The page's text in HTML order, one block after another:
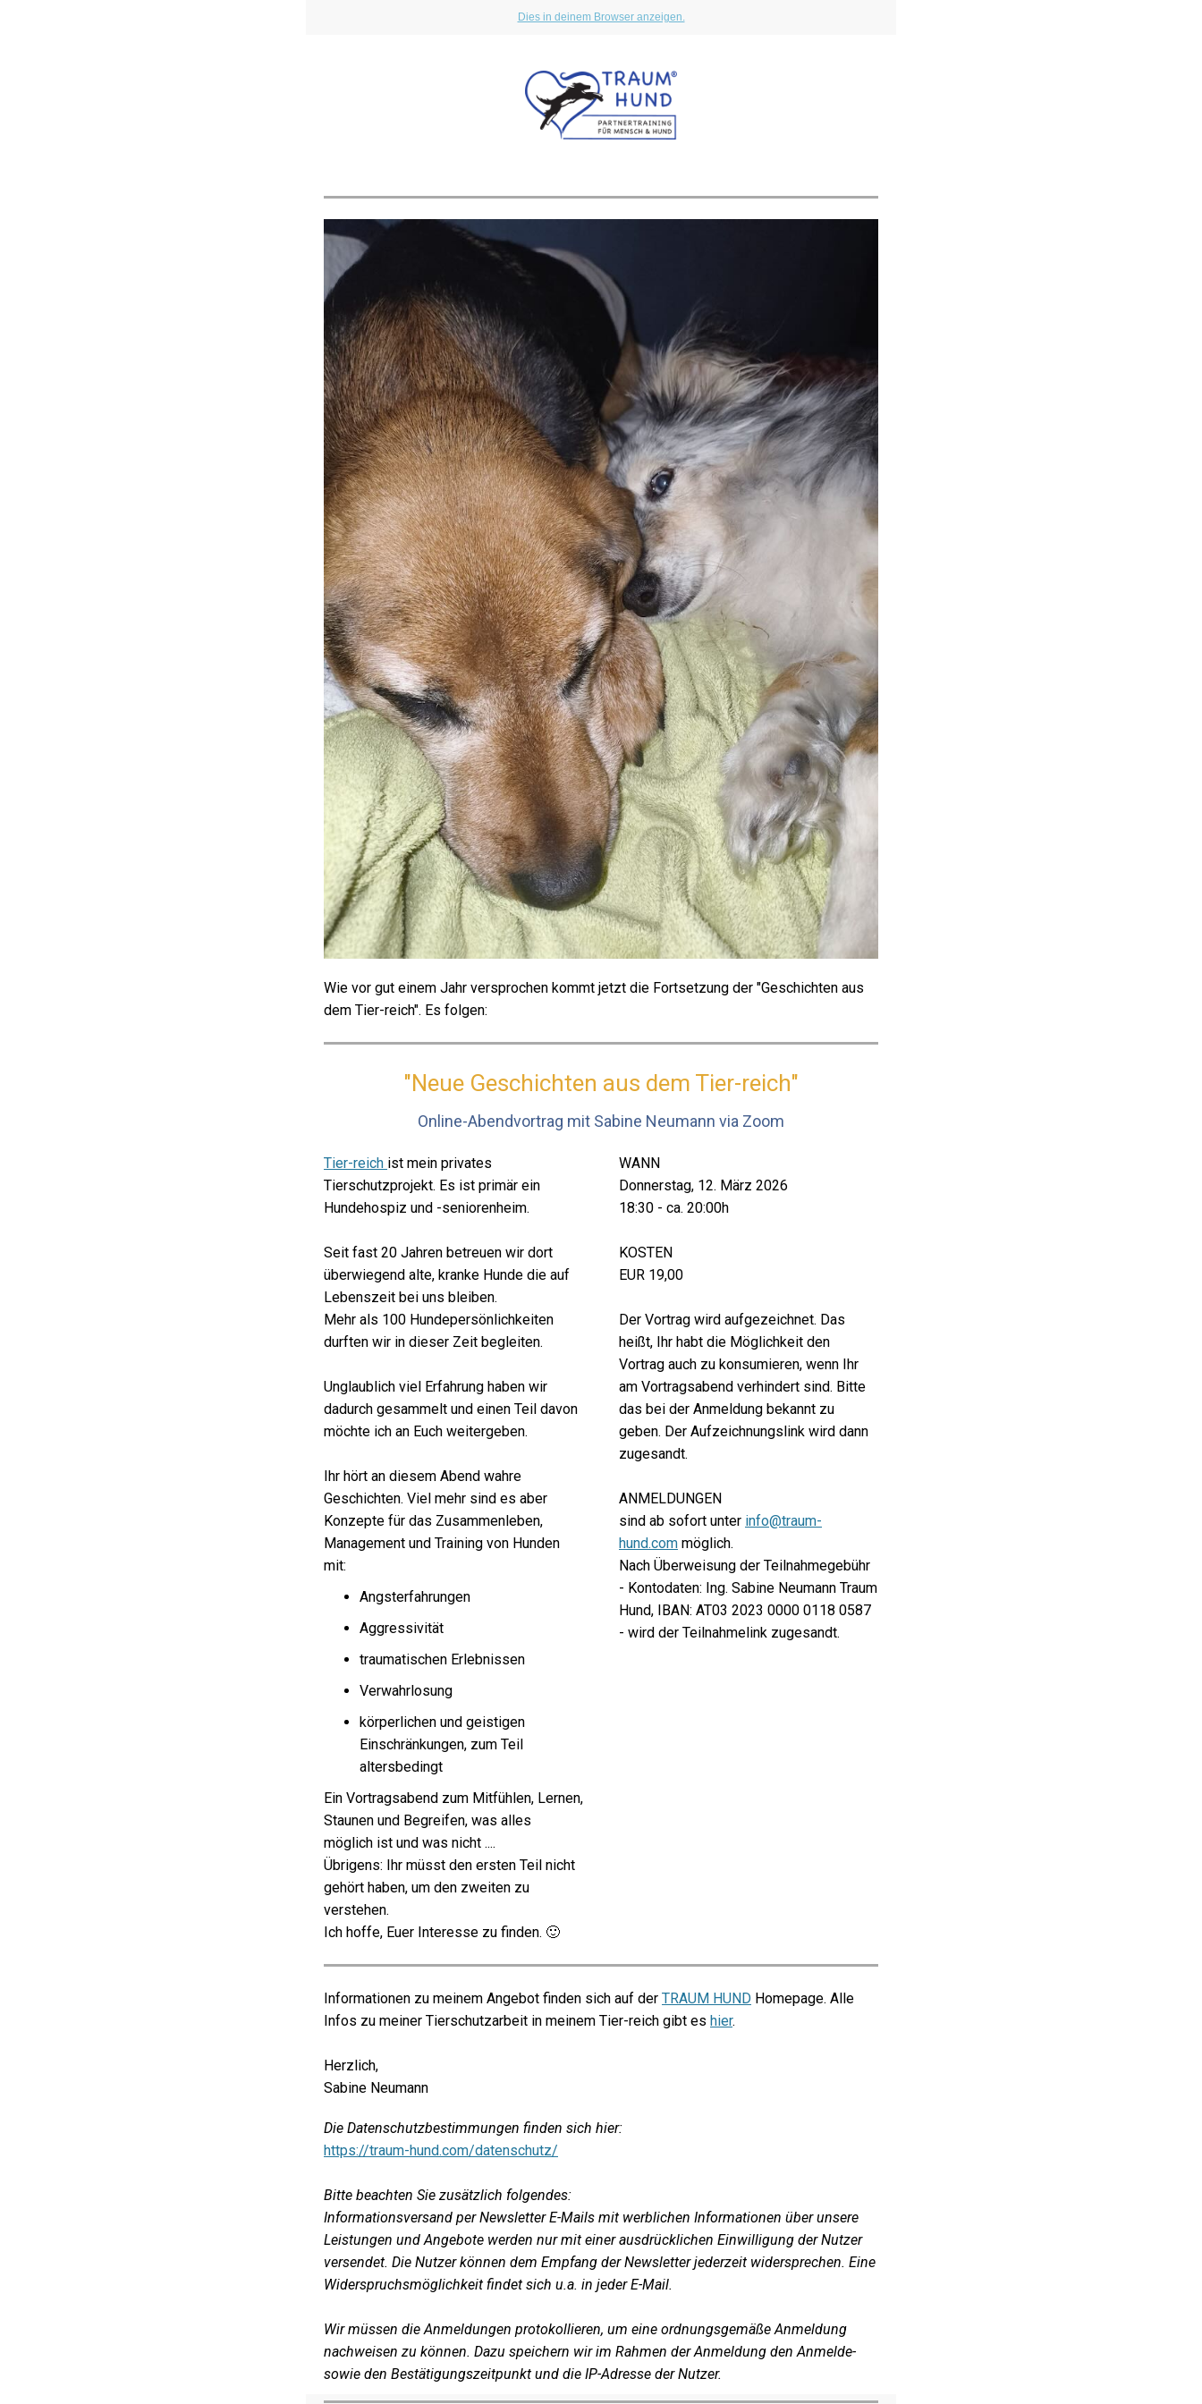
Dies in deinem Browser anzeigen.
Wie vor gut einem Jahr versprochen kommt jetzt die Fortsetzung der "Geschichten aus
dem Tier-reich". Es folgen:
"Neue Geschichten aus dem Tier-reich"
Online-Abendvortrag mit Sabine Neumann via Zoom
Tier-reich ist mein privates
Tierschutzprojekt. Es ist primär ein
Hundehospiz und -seniorenheim.
Seit fast 20 Jahren betreuen wir dort
überwiegend alte, kranke Hunde die auf
Lebenszeit bei uns bleiben.
Mehr als 100 Hundepersönlichkeiten
durften wir in dieser Zeit begleiten.
Unglaublich viel Erfahrung haben wir
dadurch gesammelt und einen Teil davon
möchte ich an Euch weitergeben.
Ihr hört an diesem Abend wahre
Geschichten. Viel mehr sind es aber
Konzepte für das Zusammenleben,
Management und Training von Hunden
mit:
Angsterfahrungen
Aggressivität
traumatischen Erlebnissen
Verwahrlosung
körperlichen und geistigen
Einschränkungen, zum Teil
altersbedingt
Ein Vortragsabend zum Mitfühlen, Lernen,
Staunen und Begreifen, was alles
möglich ist und was nicht ....
Übrigens: Ihr müsst den ersten Teil nicht
gehört haben, um den zweiten zu
verstehen.
Ich hoffe, Euer Interesse zu finden. 🙂
WANN
Donnerstag, 12. März 2026
18:30 - ca. 20:00h
KOSTEN
EUR 19,00
Der Vortrag wird aufgezeichnet. Das
heißt, Ihr habt die Möglichkeit den
Vortrag auch zu konsumieren, wenn Ihr
am Vortragsabend verhindert sind. Bitte
das bei der Anmeldung bekannt zu
geben. Der Aufzeichnungslink wird dann
zugesandt.
ANMELDUNGEN
sind ab sofort unter info@traum-
hund.com möglich.
Nach Überweisung der Teilnahmegebühr
- Kontodaten: Ing. Sabine Neumann Traum
Hund, IBAN: AT03 2023 0000 0118 0587
- wird der Teilnahmelink zugesandt.
Informationen zu meinem Angebot finden sich auf der TRAUM HUND Homepage. Alle
Infos zu meiner Tierschutzarbeit in meinem Tier-reich gibt es hier.
Herzlich,
Sabine Neumann
Die Datenschutzbestimmungen finden sich hier:
https://traum-hund.com/datenschutz/
Bitte beachten Sie zusätzlich folgendes:
Informationsversand per Newsletter E-Mails mit werblichen Informationen über unsere
Leistungen und Angebote werden nur mit einer ausdrücklichen Einwilligung der Nutzer
versendet. Die Nutzer können dem Empfang der Newsletter jederzeit widersprechen. Eine
Widerspruchsmöglichkeit findet sich u.a. in jeder E-Mail.
Wir müssen die Anmeldungen protokollieren, um eine ordnungsgemäße Anmeldung
nachweisen zu können. Dazu speichern wir im Rahmen der Anmeldung den Anmelde-
sowie den Bestätigungszeitpunkt und die IP-Adresse der Nutzer.